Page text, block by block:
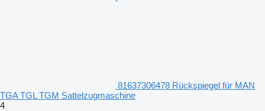
81637306478 Rückspiegel für MAN
TGA TGL TGM Sattelzugmaschine
4